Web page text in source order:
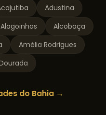
Adustina
Alagoinhas
Alcobaça
Amélia Rodrigues
do Bahia→